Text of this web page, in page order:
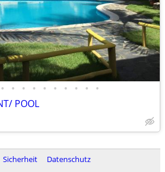
• • • • • • • • • •
POOL
Sicherheit Datenschutz